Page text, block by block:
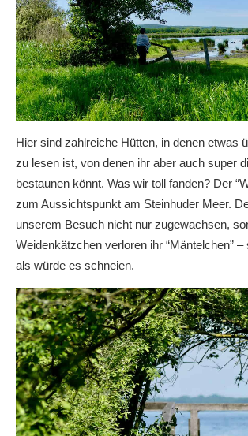
Hier sind zahlreiche Hütten, in denen etwas
zu lesen ist, von denen ihr aber auch super
bestaunen könnt. Was wir toll fanden? Der
zum Aussichtspunkt am Steinhuder Meer.
unserem Besuch nicht nur zugewachsen,
Weidenkätzchen verloren ihr “Mäntelchen”
als würde es schneien.